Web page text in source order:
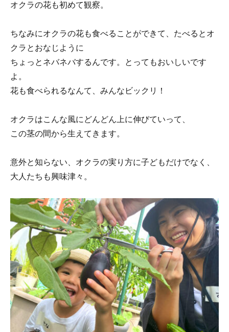
オクラの花も初めて観察。
ちなみにオクラの花も食べることができて、たべるとオ
クラとおなじように
ちょっとネバネバするんです。とってもおいしいです
よ。
花も食べられるなんて、みんなビックリ！
オクラはこんな風にどんどん上に伸びていって、
この茎の間から生えてきます。
意外と知らない、オクラの実り方に子どもだけでなく、
大人たちも興味津々。